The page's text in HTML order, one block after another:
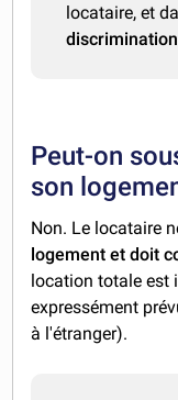
locataire, et
discrimination
Peut-on
son
Non. Le locataire
logement et doit
location totale est
expressément
à l'étranger).